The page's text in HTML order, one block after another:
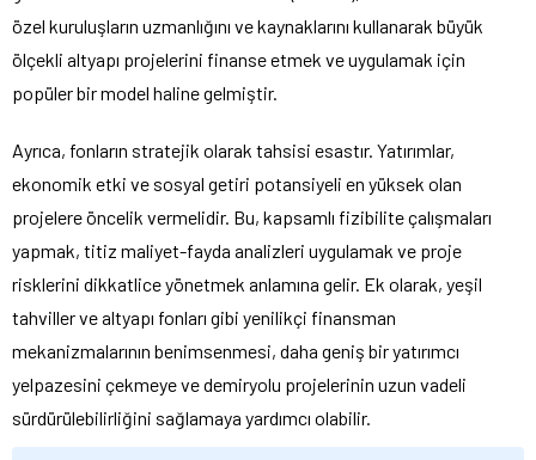
özel kuruluşların uzmanlığını ve kaynaklarını kullanarak büyük
ölçekli altyapı projelerini finanse etmek ve uygulamak için
popüler bir model haline gelmiştir.
Ayrıca, fonların stratejik olarak tahsisi esastır. Yatırımlar,
ekonomik etki ve sosyal getiri potansiyeli en yüksek olan
projelere öncelik vermelidir. Bu, kapsamlı fizibilite çalışmaları
yapmak, titiz maliyet-fayda analizleri uygulamak ve proje
risklerini dikkatlice yönetmek anlamına gelir. Ek olarak, yeşil
tahviller ve altyapı fonları gibi yenilikçi finansman
mekanizmalarının benimsenmesi, daha geniş bir yatırımcı
yelpazesini çekmeye ve demiryolu projelerinin uzun vadeli
sürdürülebilirliğini sağlamaya yardımcı olabilir.